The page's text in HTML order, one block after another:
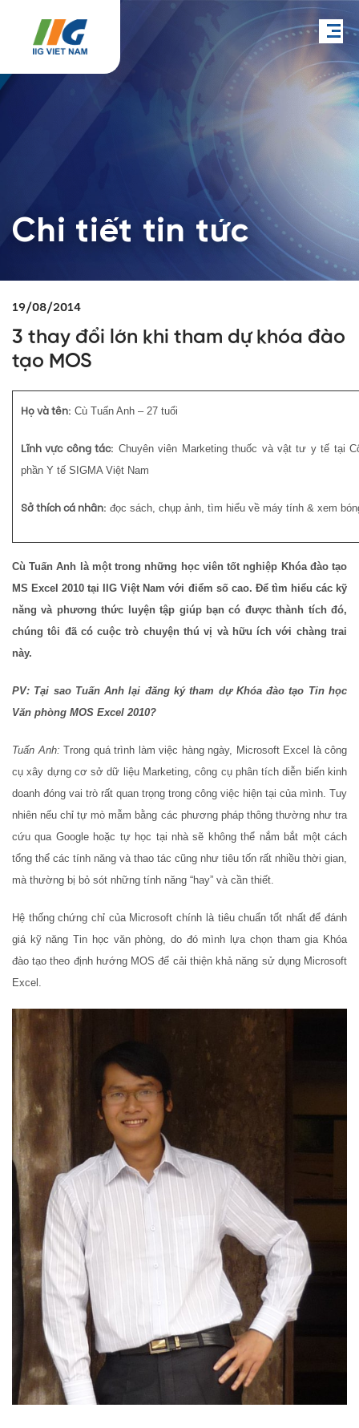
Chi tiết tin tức
19/08/2014
3 thay đổi lớn khi tham dự khóa đào
tạo MOS
Họ và tên: Cù Tuấn Anh – 27 tuổi
Lĩnh vực công tác: Chuyên viên Marketing thuốc và vật tư y tế tại
phần Y tế SIGMA Việt Nam
Sở thích cá nhân: đọc sách, chụp ảnh, tìm hiểu về máy tính & xem
Cù Tuấn Anh là một trong những học viên tốt nghiệp Khóa đào tạo
MS Excel 2010 tại IIG Việt Nam với điểm số cao. Để tìm hiểu các kỹ
năng và phương thức luyện tập giúp bạn có được thành tích đó,
chúng tôi đã có cuộc trò chuyện thú vị và hữu ích với chàng trai
này.
PV: Tại sao Tuấn Anh lại đăng ký tham dự Khóa đào tạo Tin học
Văn phòng MOS Excel 2010?
Tuấn Anh: Trong quá trình làm việc hàng ngày, Microsoft Excel là công
cụ xây dựng cơ sở dữ liệu Marketing, công cụ phân tích diễn biến kinh
doanh đóng vai trò rất quan trọng trong công việc hiện tại của mình. Tuy
nhiên nếu chỉ tự mò mẫm bằng các phương pháp thông thường như tra
cứu qua Google hoặc tự học tại nhà sẽ không thể nắm bắt một cách
tổng thể các tính năng và thao tác cũng như tiêu tốn rất nhiều thời gian,
mà thường bị bỏ sót những tính năng “hay” và cần thiết.
Hệ thống chứng chỉ của Microsoft chính là tiêu chuẩn tốt nhất để đánh
giá kỹ năng Tin học văn phòng, do đó mình lựa chọn tham gia Khóa
đào tạo theo định hướng MOS để cải thiện khả năng sử dụng Microsoft
Excel.